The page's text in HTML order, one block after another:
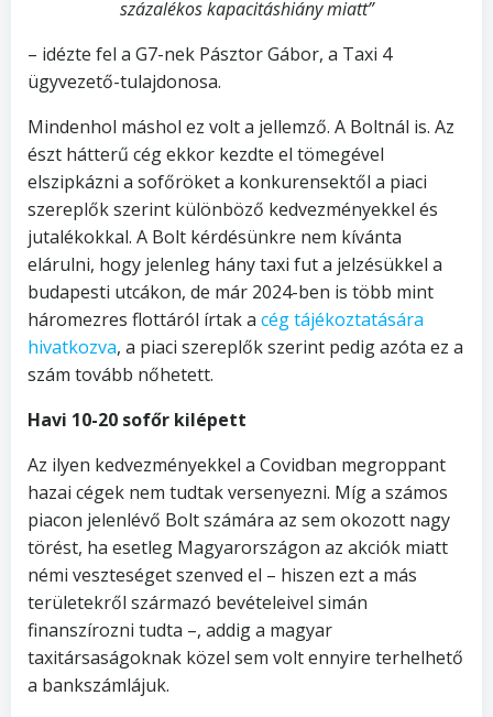
százalékos kapacitáshiány miatt”
– idézte fel a G7-nek Pásztor Gábor, a Taxi 4
ügyvezető-tulajdonosa.
Mindenhol máshol ez volt a jellemző. A Boltnál is. Az
észt hátterű cég ekkor kezdte el tömegével
elszipkázni a sofőröket a konkurensektől a piaci
szereplők szerint különböző kedvezményekkel és
jutalékokkal. A Bolt kérdésünkre nem kívánta
elárulni, hogy jelenleg hány taxi fut a jelzésükkel a
budapesti utcákon, de már 2024-ben is több mint
háromezres flottáról írtak a cég tájékoztatására
hivatkozva, a piaci szereplők szerint pedig azóta ez a
szám tovább nőhetett.
Havi 10-20 sofőr kilépett
Az ilyen kedvezményekkel a Covidban megroppant
hazai cégek nem tudtak versenyezni. Míg a számos
piacon jelenlévő Bolt számára az sem okozott nagy
törést, ha esetleg Magyarországon az akciók miatt
némi veszteséget szenved el – hiszen ezt a más
területekről származó bevételeivel simán
finanszírozni tudta –, addig a magyar
taxitársaságoknak közel sem volt ennyire terhelhető
a bankszámlájuk.